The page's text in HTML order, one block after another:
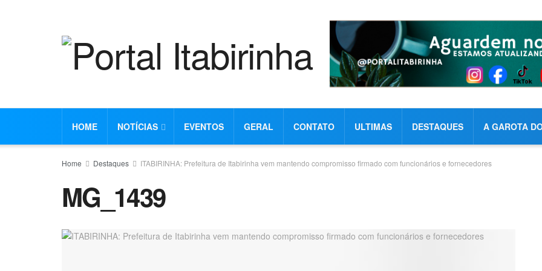
HOME NOTÍCIAS EVENTOS GERAL CONTATO ULTIMAS DESTAQUES A GAROTA
Home Destaques ITABIRINHA: Prefeitura de Itabirinha vem mantendo compromisso firmado com funcionários e fornecedores
MG_1439